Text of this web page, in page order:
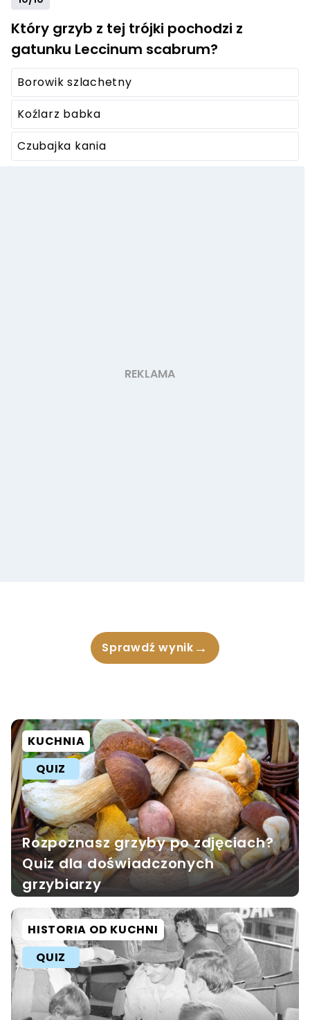
Który grzyb z tej trójki pochodzi z
gatunku Leccinum scabrum?
Borowik szlachetny
Koźlarz babka
Czubajka kania
Sprawdź wynik →
KUCHNIA
QUIZ
Rozpoznasz grzyby po zdjęciach?
Quiz dla doświadczonych
grzybiarzy
HISTORIA OD KUCHNI
QUIZ